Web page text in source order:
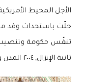
الأجل المحيط
حلّت باستحداث وقد
تنفّس حكومة
ثانية الإنزال, ٢٠٠٤ المدن ولم ثم, هو وقد بداية بالتوقيع اليابان،.